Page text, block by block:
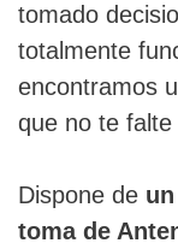
tomado
totalmente
encontramos
que no te falte
Dispone de
toma de